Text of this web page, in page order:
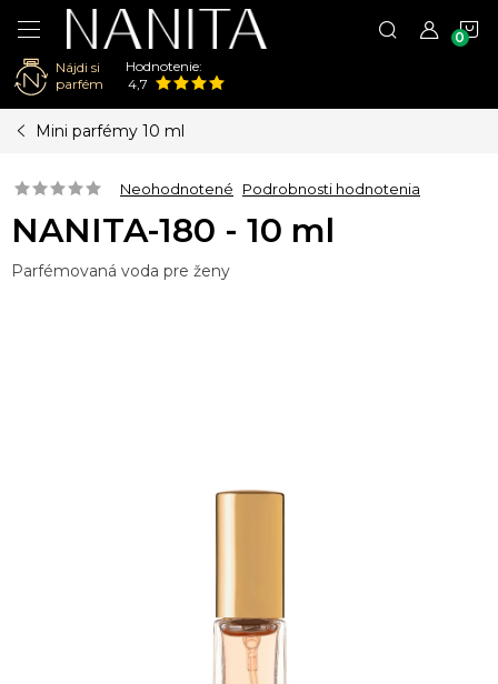
Nájdi si
parfém
Hodnotenie:
4,7
Mini parfémy 10 ml
Neohodnotené Podrobnosti hodnotenia
NANITA-180 - 10 ml
Parfémovaná voda pre ženy